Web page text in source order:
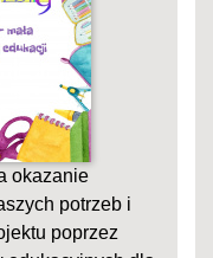
okazanie
potrzeb i
poprzez